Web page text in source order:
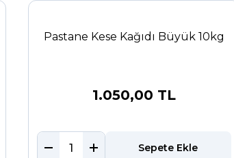
Pastane Kese Kağıdı Büyük 10kg
1.050,00 TL
Sepete Ekle